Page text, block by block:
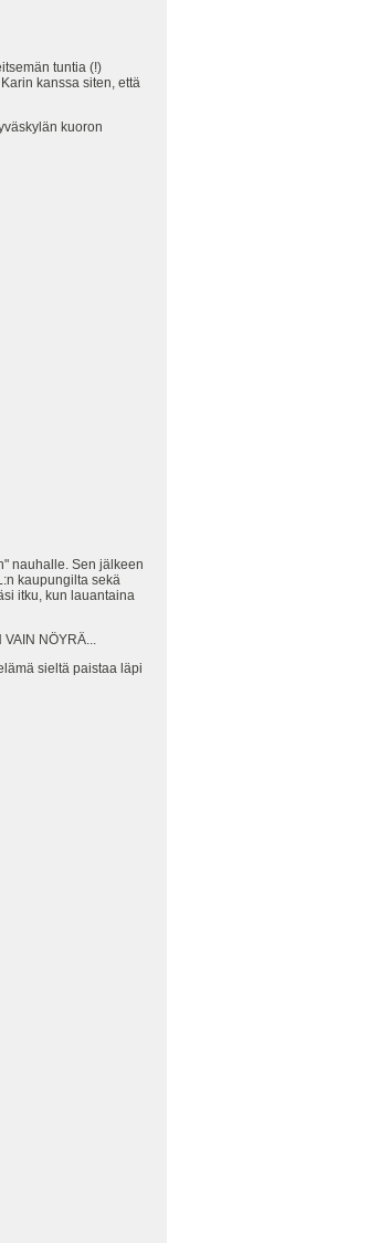
tuntia (!)
kanssa siten, että
kuoron
nauhalle. Sen jälkeen
kaupungilta sekä
itku, kun lauantaina
NÖYRÄ...
sieltä paistaa läpi